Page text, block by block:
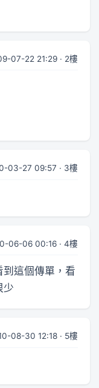
07-22 21:29 · 2樓
03-27 09:57 · 3樓
06-06 00:16 · 4樓
這個傳單，看
少
08-30 12:18 · 5樓